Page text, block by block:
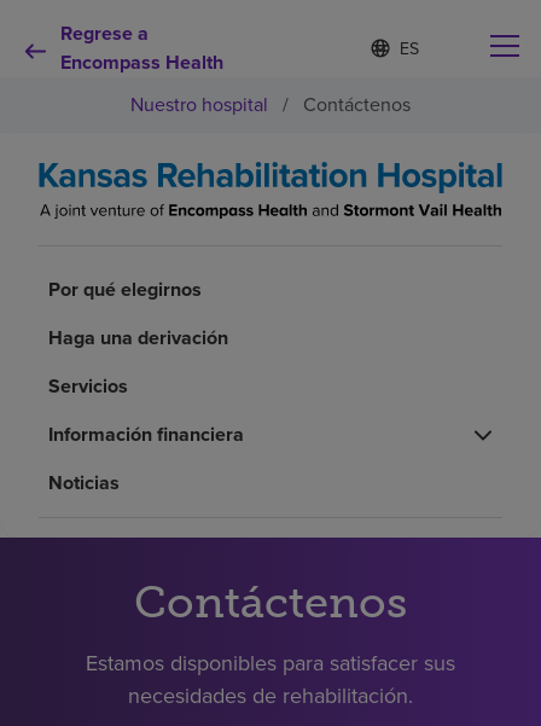
Regrese a
Encompass Health
Lista
de
contraída
d
o
l
Por qué debe elegirnos
Servicios de rehabilitación
Pacientes y cuidadores
Acerca de nosotros
Nuestro hospital / Contáctenos
Por qué elegirnos
Haga una derivación
Servicios
Información financiera
Noticias
Contáctenos
Estamos disponibles para satisfacer sus
necesidades de rehabilitación.